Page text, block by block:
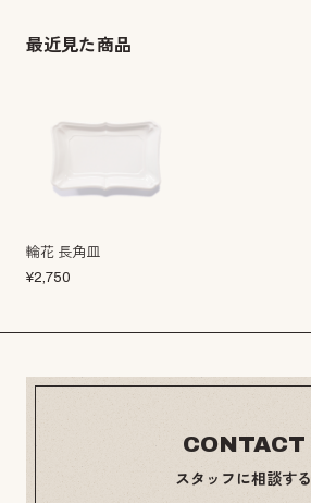
最近見た商品
輪花 長角皿
¥2,750
CONTACT
スタッフに相談する